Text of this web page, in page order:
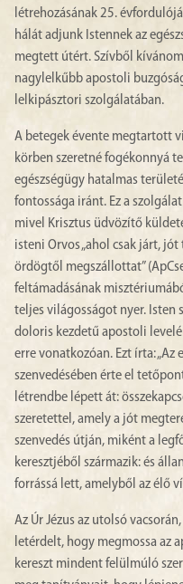
létrehozásának 25.
hálát adjunk Istennek az
megtett útért. Szívből
nagylelkűbb apostoli
lelkipásztori szolgálatában.
A betegek évente megtartott
körben szeretné fogékonnyá
egészségügy hatalmas
fontossága iránt. Ez a
mivel Krisztus üdvözítő
isteni Orvos „ahol csak járt,
ördögtől megszállottat”
feltámadásának
teljes világosságot nyer. Isten
doloris kezdetű apostoli
erre vonatkozóan. Ezt írta: „Az
szenvedésében érte el
létrendbe lépett át:
szeretettel, amely a jót
szenvedés útján, miként a
keresztjéből származik: és
forrássá lett, amelyből az élő
Az Úr Jézus az utolsó
letérdelt, hogy megmossa az
kereszt mindent felülmúló